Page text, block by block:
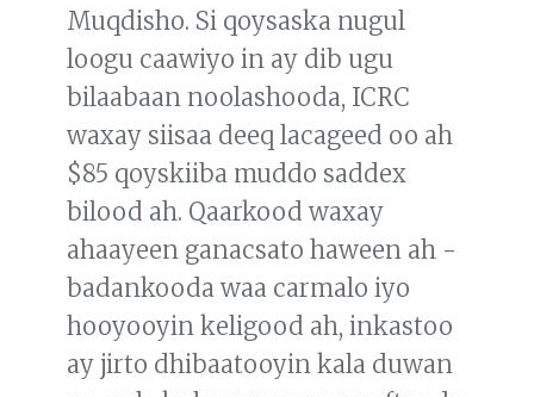
Muqdisho. Si qoysaska nugul
loogu caawiyo in ay dib ugu
bilaabaan noolashooda, ICRC
waxay siisaa deeq lacageed oo ah
$85 qoyskiiba muddo saddex
bilood ah. Qaarkood waxay
ahaayeen ganacsato haween ah -
badankooda waa carmalo iyo
hooyooyin keligood ah, inkastoo
ay jirto dhibaatooyin kala duwan